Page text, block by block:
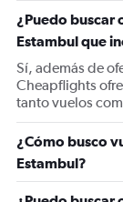
¿Puedo buscar
Estambul que
Sí, además de
Cheapflights
tanto vuelos
¿Cómo busco
Estambul?